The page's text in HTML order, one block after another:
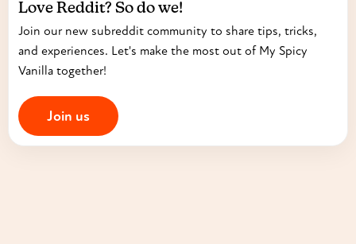
Love Reddit? So do we!
Join our new subreddit community to share tips, tricks,
and experiences. Let's make the most out of My Spicy
Vanilla together!
Join us